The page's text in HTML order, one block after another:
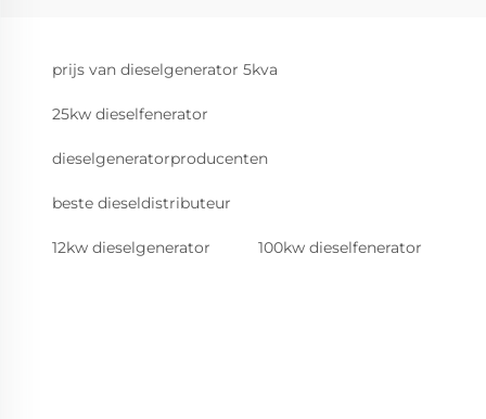
prijs van dieselgenerator 5kva
25kw dieselfenerator
dieselgeneratorproducenten
beste dieseldistributeur
12kw dieselgenerator 100kw dieselfenerator